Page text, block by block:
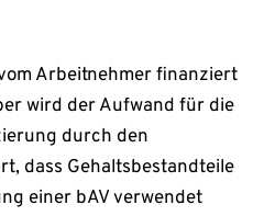
Arbeitnehmer finanziert
wird der Aufwand für die
durch den
dass Gehaltsbestandteile
einer bAV verwendet